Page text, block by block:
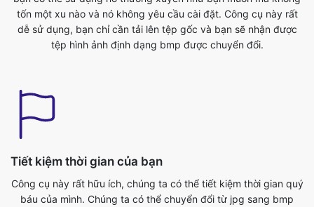
Tiết kiệm thời gian của bạn
Công cụ này rất hữu ích, chúng ta có thể tiết kiệm thời gian quý
báu của mình. Chúng ta có thể chuyển đổi từ jpg sang bmp
định dạng một cách dễ dàng trong thời gian không. Chúng tôi
có thể chuyển đổi các tệp hình ảnh ngay trong trình duyệt. Nó
nhanh chóng, an toàn và miễn phí. Không cần đăng ký hoặc cài
đặt. Để chuyển đổi hình ảnh từ định dạng jpg sang bmp, trước